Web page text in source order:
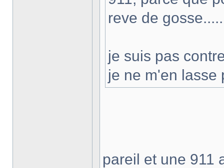
reve de
je suis pas
je ne m'en
pareil et une 911